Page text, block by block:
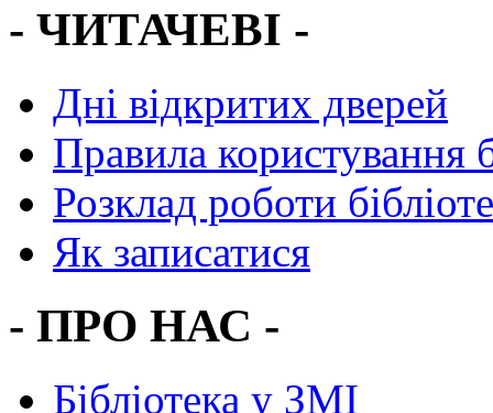
- ЧИТАЧЕВІ -
Дні відкритих дверей
Правила користування
Розклад роботи
Як записатися
- ПРО НАС -
Бібліотека у ЗМІ